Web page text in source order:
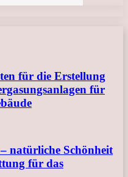
für die Erstellung
für
natürliche Schönheit
für das